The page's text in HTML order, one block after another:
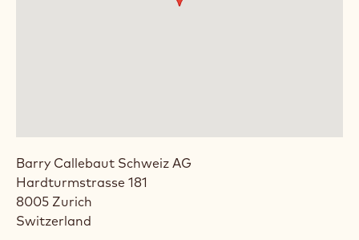
Barry Callebaut Schweiz AG
Hardturmstrasse 181
8005 Zurich
Switzerland